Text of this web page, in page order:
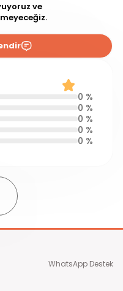
ve
0 %
0 %
0 %
0 %
0 %
WhatsApp Destek